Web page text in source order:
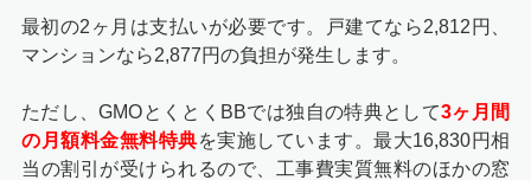
最初の2ヶ月は支払いが必要です。戸建てなら2,812円、
マンションなら2,877円の負担が発生します。
ただし、GMOとくとくBBでは独自の特典として3ヶ月間
の月額料金無料特典を実施しています。最大16,830円相
当の割引が受けられるので、工事費実質無料のほかの窓